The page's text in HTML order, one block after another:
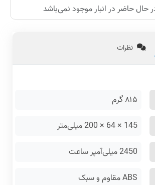
حال حاضر در انبار موجود نمی‌باشد
نظرات
۸۱۵گرم
145 × 64 × 200 میلی‌متر
2450 میلی‌آمپر ساعت
ABS مقاوم و سبک